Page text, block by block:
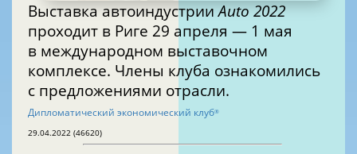
Выставка автоиндустрииAuto 2022
проходит в Риге 29 апреля — 1 мая
в международном выставочном
комплексе. Члены клуба ознакомились
с предложениями отрасли.
Дипломатический экономический клуб®
29.04.2022 (46620)